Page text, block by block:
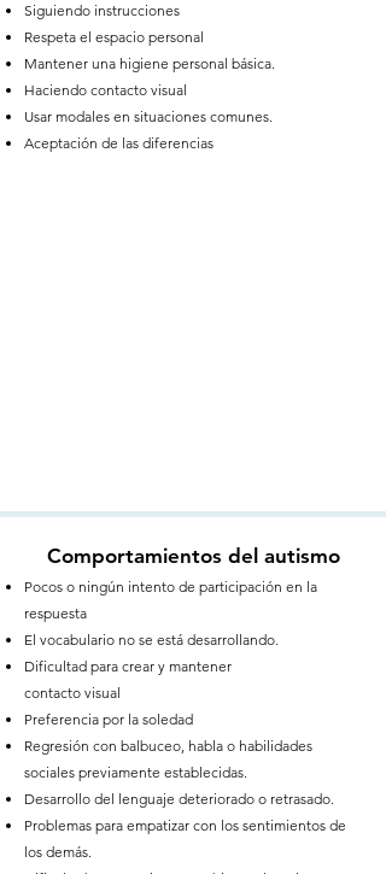
Siguiendo instrucciones
Respeta el espacio personal
Mantener una higiene personal básica.
Haciendo contacto visual
Usar modales en situaciones comunes.
Aceptación de las diferencias
Comportamientos del autismo
Pocos o ningún intento de participación en la
respuesta
El vocabulario no se está desarrollando.
Dificultad para crear y mantener
contacto visual
Preferencia por la soledad
Regresión con balbuceo, habla o habilidades
sociales previamente establecidas.
Desarrollo del lenguaje deteriorado o retrasado.
Problemas para empatizar con los sentimientos de
los demás.